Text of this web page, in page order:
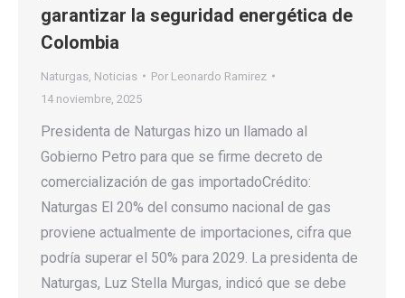
garantizar la seguridad energética de
Colombia
Naturgas Noticias Por Leonardo Ramirez
14 noviembre, 2025
Presidenta de Naturgas hizo un llamado al
Gobierno Petro para que se firme decreto de
comercialización de gas importadoCrédito:
Naturgas El 20% del consumo nacional de gas
proviene actualmente de importaciones, cifra que
podría superar el 50% para 2029. La presidenta de
Naturgas, Luz Stella Murgas, indicó que se debe